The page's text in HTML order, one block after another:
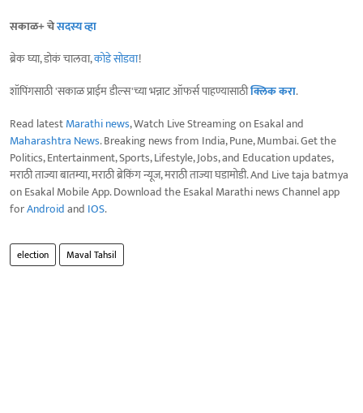
सकाळ+ चेसदस्य व्हा
ब्रेक घ्या, डोकं चालवा,कोडे सोडवा!
शॉपिंगसाठी 'सकाळ प्राईम डील्स'च्या भन्नाट ऑफर्स पाहण्यासाठीक्लिक करा.
Read latestMarathi news, Watch Live Streaming on Esakal and
Maharashtra News. Breaking news from India, Pune, Mumbai. Get the
Politics, Entertainment, Sports, Lifestyle, Jobs, and Education updates,
मराठी ताज्या बातम्या, मराठी ब्रेकिंग न्यूज, मराठी ताज्या घडामोडी. And Live taja batmya
on Esakal Mobile App. Download the Esakal Marathi news Channel app
forAndroidand IOS.
election Maval Tahsil